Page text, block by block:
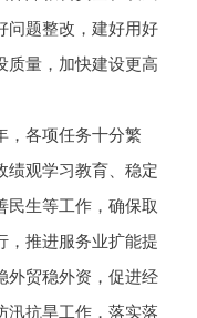
问题整改，建好用好
质量，加快建设更高
，各项任务十分繁
绩观学习教育、稳定
民生等工作，确保取
，推进服务业扩能提
外贸稳外资，促进经
汛抗旱工作，落实落